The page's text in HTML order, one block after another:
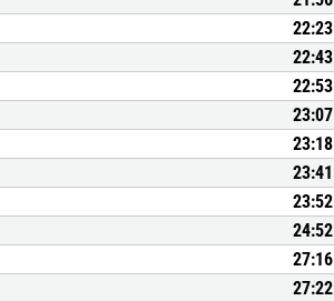
22:23
22:43
22:53
23:07
23:18
23:41
23:52
24:52
27:16
27:22